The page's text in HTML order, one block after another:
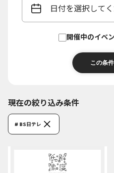
日付を選択して
開催中のイベ
現在の絞り込み条件
# BS日テレ